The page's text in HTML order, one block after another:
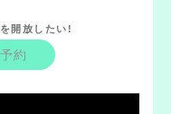
開放したい!
約